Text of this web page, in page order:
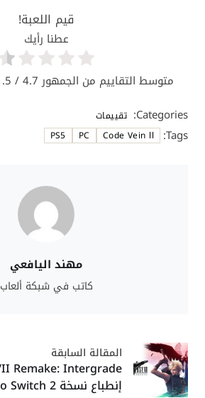
قيم اللعبة!
عطنا رأيك
متوسط التقاييم من الجمهور4.7/ 5. عدد المقيميين:
Categories:
تقييمات
Tags:
Code Vein ll
PC
PS5
مهند اليافعي
كاتب في شبكة ألعاب
المقالة السابقة
إنطباع نسخة Nintendo Switch 2